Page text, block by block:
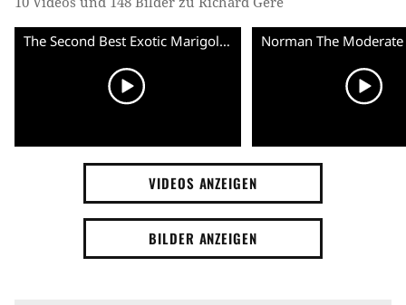
The Second Best Exotic Marigold Hotel - Clip Mrs Kapoor (Deutsch) HD
VIDEOS ANZEIGEN
BILDER ANZEIGEN